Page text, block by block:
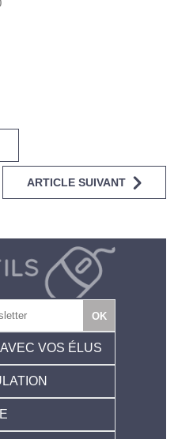
ARTICLE SUIVANT
VOS ÉLUS